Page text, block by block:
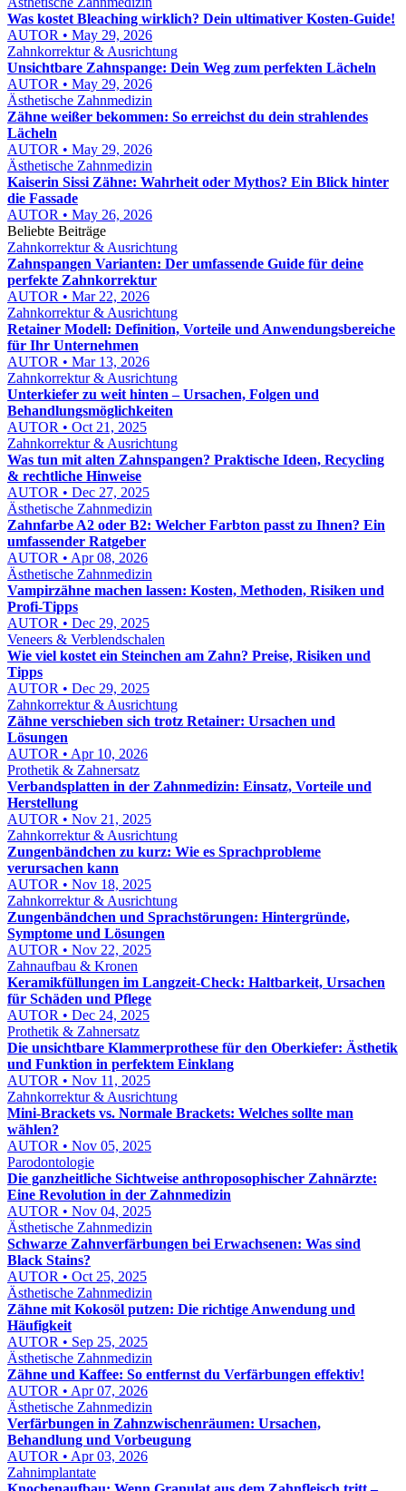
Was kostet Bleaching wirklich? Dein ultimativer Kosten-Guide!
AUTOR • May 29, 2026
Zahnkorrektur & Ausrichtung
Unsichtbare Zahnspange: Dein Weg zum perfekten Lächeln
AUTOR • May 29, 2026
Ästhetische Zahnmedizin
Zähne weißer bekommen: So erreichst du dein strahlendes
Lächeln
AUTOR • May 29, 2026
Ästhetische Zahnmedizin
Kaiserin Sissi Zähne: Wahrheit oder Mythos? Ein Blick hinter
die Fassade
AUTOR • May 26, 2026
Beliebte Beiträge
Zahnkorrektur & Ausrichtung
Zahnspangen Varianten: Der umfassende Guide für deine
perfekte Zahnkorrektur
AUTOR • Mar 22, 2026
Zahnkorrektur & Ausrichtung
Retainer Modell: Definition, Vorteile und Anwendungsbereiche
für Ihr Unternehmen
AUTOR • Mar 13, 2026
Zahnkorrektur & Ausrichtung
Unterkiefer zu weit hinten – Ursachen, Folgen und
Behandlungsmöglichkeiten
AUTOR • Oct 21, 2025
Zahnkorrektur & Ausrichtung
Was tun mit alten Zahnspangen? Praktische Ideen, Recycling
& rechtliche Hinweise
AUTOR • Dec 27, 2025
Ästhetische Zahnmedizin
Zahnfarbe A2 oder B2: Welcher Farbton passt zu Ihnen? Ein
umfassender Ratgeber
AUTOR • Apr 08, 2026
Ästhetische Zahnmedizin
Vampirzähne machen lassen: Kosten, Methoden, Risiken und
Profi-Tipps
AUTOR • Dec 29, 2025
Veneers & Verblendschalen
Wie viel kostet ein Steinchen am Zahn? Preise, Risiken und
Tipps
AUTOR • Dec 29, 2025
Zahnkorrektur & Ausrichtung
Zähne verschieben sich trotz Retainer: Ursachen und
Lösungen
AUTOR • Apr 10, 2026
Prothetik & Zahnersatz
Verbandsplatten in der Zahnmedizin: Einsatz, Vorteile und
Herstellung
AUTOR • Nov 21, 2025
Zahnkorrektur & Ausrichtung
Zungenbändchen zu kurz: Wie es Sprachprobleme
verursachen kann
AUTOR • Nov 18, 2025
Zahnkorrektur & Ausrichtung
Zungenbändchen und Sprachstörungen: Hintergründe,
Symptome und Lösungen
AUTOR • Nov 22, 2025
Zahnaufbau & Kronen
Keramikfüllungen im Langzeit-Check: Haltbarkeit, Ursachen
für Schäden und Pflege
AUTOR • Dec 24, 2025
Prothetik & Zahnersatz
Die unsichtbare Klammerprothese für den Oberkiefer: Ästhetik
und Funktion in perfektem Einklang
AUTOR • Nov 11, 2025
Zahnkorrektur & Ausrichtung
Mini-Brackets vs. Normale Brackets: Welches sollte man
wählen?
AUTOR • Nov 05, 2025
Parodontologie
Die ganzheitliche Sichtweise anthroposophischer Zahnärzte:
Eine Revolution in der Zahnmedizin
AUTOR • Nov 04, 2025
Ästhetische Zahnmedizin
Schwarze Zahnverfärbungen bei Erwachsenen: Was sind
Black Stains?
AUTOR • Oct 25, 2025
Ästhetische Zahnmedizin
Zähne mit Kokosöl putzen: Die richtige Anwendung und
Häufigkeit
AUTOR • Sep 25, 2025
Ästhetische Zahnmedizin
Zähne und Kaffee: So entfernst du Verfärbungen effektiv!
AUTOR • Apr 07, 2026
Ästhetische Zahnmedizin
Verfärbungen in Zahnzwischenräumen: Ursachen,
Behandlung und Vorbeugung
AUTOR • Apr 03, 2026
Zahnimplantate